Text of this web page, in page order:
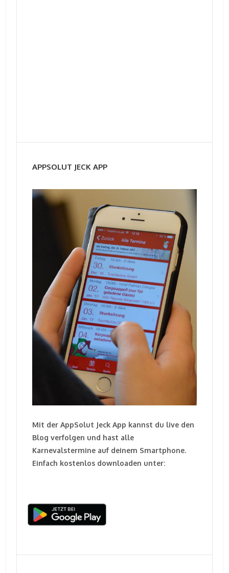
APPSOLUT JECK APP
Mit der AppSolut Jeck App kannst du live den
Blog verfolgen und hast alle
Karnevalstermine auf deinem Smartphone.
Einfach kostenlos downloaden unter: